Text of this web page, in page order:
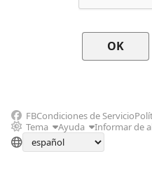
FBCondiciones de Servicio
Tema
Ayuda Informar de